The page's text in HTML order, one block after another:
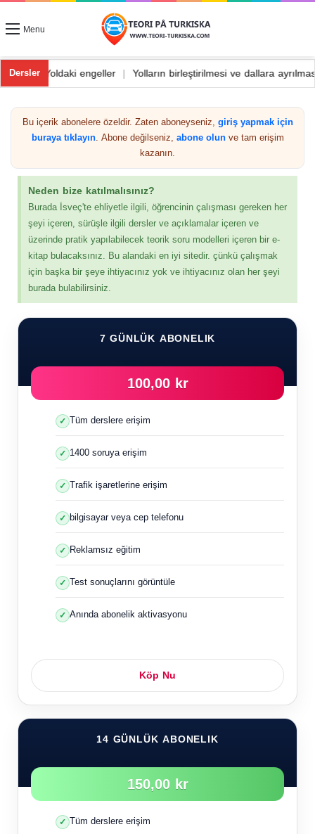
Menu
Dersler
ve dönüş | Yoldaki engeller | Yolların birleştirilmesi ve dallara
Bu içerik abonelere özeldir. Zaten aboneyseniz, giriş yapmak için
buraya tıklayın. Abone değilseniz, abone olunve tam erişim
kazanın.
Neden bize katılmalısınız?
Burada İsveç'te ehliyetle ilgili, öğrencinin çalışması gereken her
şeyi içeren, sürüşle ilgili dersler ve açıklamalar içeren ve
üzerinde pratik yapılabilecek teorik soru modelleri içeren bir e-
kitap bulacaksınız. Bu alandaki en iyi sitedir. çünkü çalışmak
için başka bir şeye ihtiyacınız yok ve ihtiyacınız olan her şeyi
burada bulabilirsiniz.
7 GÜNLÜK ABONELIK
100,00 kr
Tüm derslere erişim
1400 soruya erişim
Trafik işaretlerine erişim
bilgisayar veya cep telefonu
Reklamsız eğitim
Test sonuçlarını görüntüle
Anında abonelik aktivasyonu
Köp Nu
14 GÜNLÜK ABONELIK
150,00 kr
Tüm derslere erişim